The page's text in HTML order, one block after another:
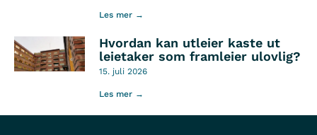
Les mer →
Hvordan kan utleier kaste ut
leietaker som framleier ulovlig?
15. juli 2026
Les mer →